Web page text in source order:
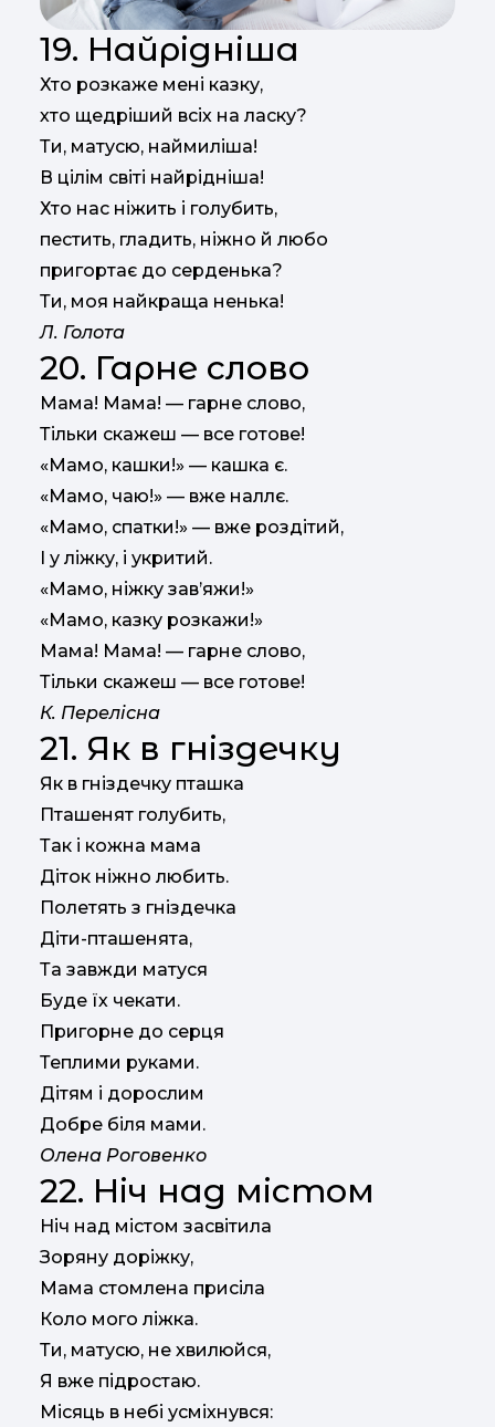
19. Найрідніша
Хто розкаже мені казку,
хто щедріший всіх на ласку?
Ти, матусю, наймиліша!
В цілім світі найрідніша!
Хто нас ніжить і голубить,
пестить, гладить, ніжно й любо
пригортає до серденька?
Ти, моя найкраща ненька!
Л. Голота
20. Гарне слово
Мама! Мама! — гарне слово,
Тільки скажеш — все готове!
«Мамо, кашки!» — кашка є.
«Мамо, чаю!» — вже наллє.
«Мамо, спатки!» — вже роздітий,
I у ліжку, і укритий.
«Мамо, ніжку зав’яжи!»
«Мамо, казку розкажи!»
Мама! Мама! — гарне слово,
Тільки скажеш — все готове!
К. Перелісна
21. Як в гніздечку
Як в гніздечку пташка
Пташенят голубить,
Так і кожна мама
Діток ніжно любить.
Полетять з гніздечка
Діти-пташенята,
Та завжди матуся
Буде їх чекати.
Пригорне до серця
Теплими руками.
Дітям і дорослим
Добре біля мами.
Олена Роговенко
22. Ніч над містом
Ніч над містом засвітила
Зоряну доріжку,
Мама стомлена присіла
Коло мого ліжка.
Ти, матусю, не хвилюйся,
Я вже підростаю.
Місяць в небі усміхнувся: